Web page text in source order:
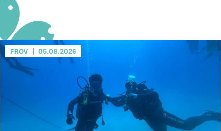
FROV 05.08.2026